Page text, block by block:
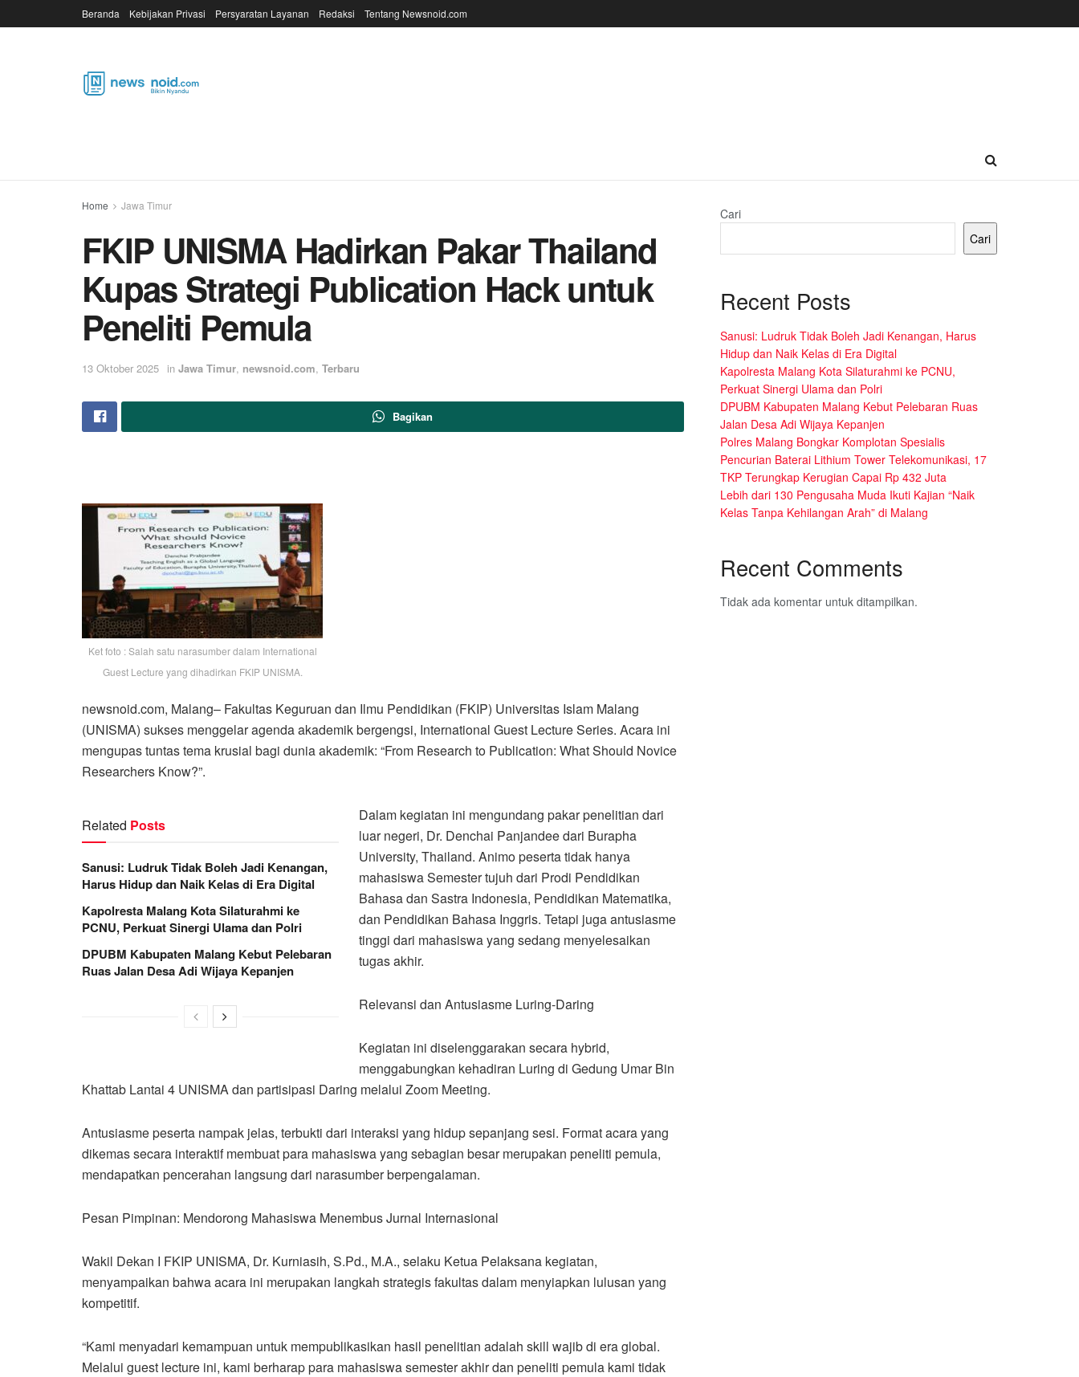
Beranda Kebijakan Privasi Persyaratan Layanan Redaksi Tentang Newsnoid.com
Home Jawa Timur
FKIP UNISMA Hadirkan Pakar Thailand
Kupas Strategi Publication Hack untuk
Peneliti Pemula
13 Oktober 2025 in Jawa Timur, newsnoid.com, Terbaru
Bagikan
Ket foto : Salah satu narasumber dalam International
Guest Lecture yang dihadirkan FKIP UNISMA.
newsnoid.com, Malang– Fakultas Keguruan dan Ilmu Pendidikan (FKIP) Universitas Islam Malang
(UNISMA) sukses menggelar agenda akademik bergengsi, International Guest Lecture Series. Acara ini
mengupas tuntas tema krusial bagi dunia akademik: “From Research to Publication: What Should Novice
Researchers Know?”.
Related Posts
Sanusi: Ludruk Tidak Boleh Jadi Kenangan,
Harus Hidup dan Naik Kelas di Era Digital
Kapolresta Malang Kota Silaturahmi ke
PCNU, Perkuat Sinergi Ulama dan Polri
DPUBM Kabupaten Malang Kebut Pelebaran
Ruas Jalan Desa Adi Wijaya Kepanjen
Dalam kegiatan ini mengundang pakar penelitian dari
luar negeri, Dr. Denchai Panjandee dari Burapha
University, Thailand. Animo peserta tidak hanya
mahasiswa Semester tujuh dari Prodi Pendidikan
Bahasa dan Sastra Indonesia, Pendidikan Matematika,
dan Pendidikan Bahasa Inggris. Tetapi juga antusiasme
tinggi dari mahasiswa yang sedang menyelesaikan
tugas akhir.
Relevansi dan Antusiasme Luring-Daring
Kegiatan ini diselenggarakan secara hybrid,
menggabungkan kehadiran Luring di Gedung Umar Bin
Khattab Lantai 4 UNISMA dan partisipasi Daring melalui Zoom Meeting.
Antusiasme peserta nampak jelas, terbukti dari interaksi yang hidup sepanjang sesi. Format acara yang
dikemas secara interaktif membuat para mahasiswa yang sebagian besar merupakan peneliti pemula,
mendapatkan pencerahan langsung dari narasumber berpengalaman.
Pesan Pimpinan: Mendorong Mahasiswa Menembus Jurnal Internasional
Wakil Dekan I FKIP UNISMA, Dr. Kurniasih, S.Pd., M.A., selaku Ketua Pelaksana kegiatan,
menyampaikan bahwa acara ini merupakan langkah strategis fakultas dalam menyiapkan lulusan yang
kompetitif.
“Kami menyadari kemampuan untuk mempublikasikan hasil penelitian adalah skill wajib di era global.
Melalui guest lecture ini, kami berharap para mahasiswa semester akhir dan peneliti pemula kami tidak
Cari
Cari
Recent Posts
Sanusi: Ludruk Tidak Boleh Jadi Kenangan, Harus
Hidup dan Naik Kelas di Era Digital
Kapolresta Malang Kota Silaturahmi ke PCNU,
Perkuat Sinergi Ulama dan Polri
DPUBM Kabupaten Malang Kebut Pelebaran Ruas
Jalan Desa Adi Wijaya Kepanjen
Polres Malang Bongkar Komplotan Spesialis
Pencurian Baterai Lithium Tower Telekomunikasi, 17
TKP Terungkap Kerugian Capai Rp 432 Juta
Lebih dari 130 Pengusaha Muda Ikuti Kajian “Naik
Kelas Tanpa Kehilangan Arah” di Malang
Recent Comments
Tidak ada komentar untuk ditampilkan.